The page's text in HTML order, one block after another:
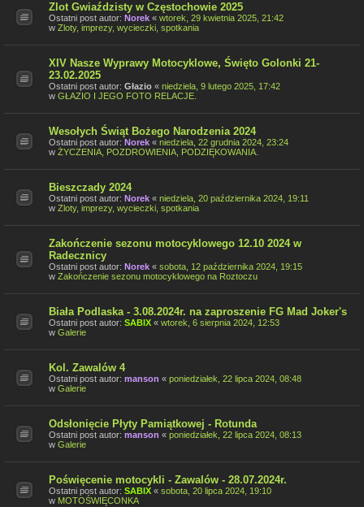
Zlot Gwiaździsty w Częstochowie 2025
Ostatni post autor: Norek « wtorek, 29 kwietnia 2025, 21:42
w Zloty, imprezy, wycieczki, spotkania
XIV Nasze Wyprawy Motocyklowe, Święto Golonki 21-
23.02.2025
Ostatni post autor: Głazio « niedziela, 9 lutego 2025, 17:42
w GŁAZIO I JEGO FOTO RELACJE.
Wesołych Świąt Bożego Narodzenia 2024
Ostatni post autor: Norek « niedziela, 22 grudnia 2024, 23:24
w ŻYCZENIA, POZDROWIENIA, PODZIĘKOWANIA.
Bieszczady 2024
Ostatni post autor: Norek « niedziela, 20 października 2024, 19:11
w Zloty, imprezy, wycieczki, spotkania
Zakończenie sezonu motocyklowego 12.10 2024 w
Radecznicy
Ostatni post autor: Norek « sobota, 12 października 2024, 19:15
w Zakończenie sezonu motocyklowego na Roztoczu
Biała Podlaska - 3.08.2024r. na zaproszenie FG Mad Joker's
Ostatni post autor: SABIX « wtorek, 6 sierpnia 2024, 12:53
w Galerie
Kol. Zawalów 4
Ostatni post autor: manson « poniedziałek, 22 lipca 2024, 08:48
w Galerie
Odsłonięcie Płyty Pamiątkowej - Rotunda
Ostatni post autor: manson « poniedziałek, 22 lipca 2024, 08:13
w Galerie
Poświęcenie motocykli - Zawalów - 28.07.2024r.
Ostatni post autor: SABIX « sobota, 20 lipca 2024, 19:10
w MOTOŚWIĘCONKA